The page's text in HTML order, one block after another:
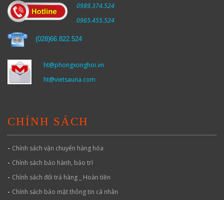
0989.374.524
0965.455.524
(028)66.822.524
ht@phongxonghoi.vn
ht@vietsauna.com
CHÍNH SÁCH
- Chính sách vận chuyển hàng hóa
- Chính sách bảo hành, bảo trì
- Chính sách đổi trả hàng _ Hoàn tiền
- Chính sách bảo mật thông tin cá nhân